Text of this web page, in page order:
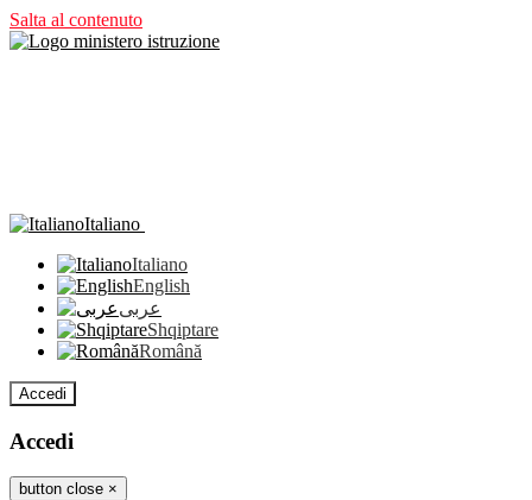
Salta al contenuto
Italiano
Italiano
English
عربى
Shqiptare
Română
Accedi
Accedi
button close ×